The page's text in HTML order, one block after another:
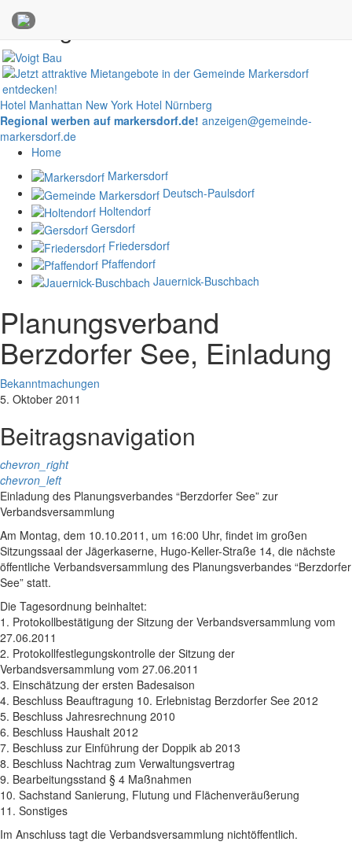
Anzeigen
Hotel Manhattan New York Hotel Nürnberg
Regional werben auf markersdorf.de! anzeigen@gemeinde-
markersdorf.de
Home
Markersdorf
Deutsch-Paulsdorf
Holtendorf
Gersdorf
Friedersdorf
Pfaffendorf
Jauernick-Buschbach
Planungsverband
Berzdorfer See, Einladung
Bekanntmachungen
5. Oktober 2011
Beitragsnavigation
chevron_right
chevron_left
Einladung des Planungsverbandes “Berzdorfer See” zur
Verbandsversammlung
Am Montag, dem 10.10.2011, um 16:00 Uhr, findet im großen
Sitzungssaal der Jägerkaserne, Hugo-Keller-Straße 14, die nächste
öffentliche Verbandsversammlung des Planungsverbandes “Berzdorfer
See” statt.
Die Tagesordnung beinhaltet:
1. Protokollbestätigung der Sitzung der Verbandsversammlung vom
27.06.2011
2. Protokollfestlegungskontrolle der Sitzung der
Verbandsversammlung vom 27.06.2011
3. Einschätzung der ersten Badesaison
4. Beschluss Beauftragung 10. Erlebnistag Berzdorfer See 2012
5. Beschluss Jahresrechnung 2010
6. Beschluss Haushalt 2012
7. Beschluss zur Einführung der Doppik ab 2013
8. Beschluss Nachtrag zum Verwaltungsvertrag
9. Bearbeitungsstand § 4 Maßnahmen
10. Sachstand Sanierung, Flutung und Flächenveräußerung
11. Sonstiges
Im Anschluss tagt die Verbandsversammlung nichtöffentlich.